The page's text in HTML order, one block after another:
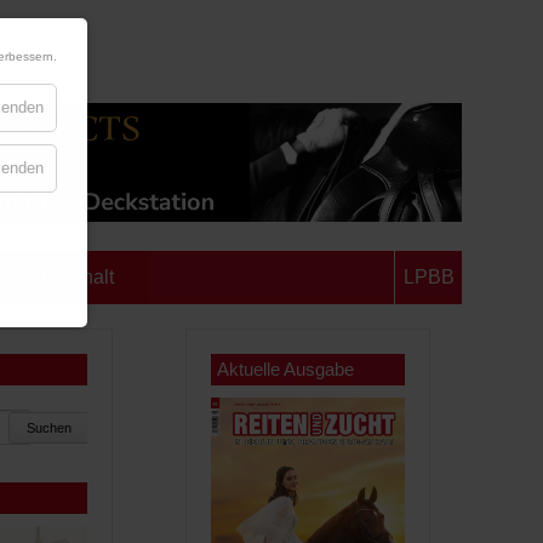
Anhalt LPBB
Suchen
Aktuelle Ausgabe